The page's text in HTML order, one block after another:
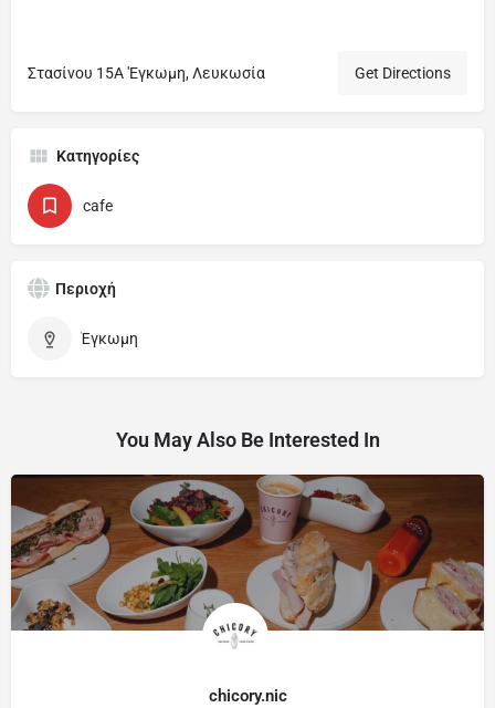
Στασίνου 15Α 'Εγκωμη, Λευκωσία Get Directions
Κατηγορίες
cafe
Περιοχή
Έγκωμη
You May Also Be Interested In
chicory.nic